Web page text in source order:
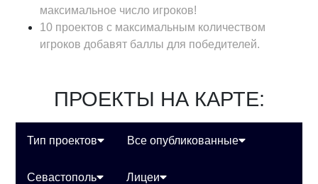
максимальное число игроков!
10 проектов с максимальным количеством
игроков добавят баллы для победителей.
ПРОЕКТЫ НА КАРТЕ:
Тип проектов Все опубликованные
Севастополь Лицеи